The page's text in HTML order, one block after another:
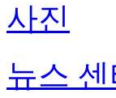
사진
뉴스 센